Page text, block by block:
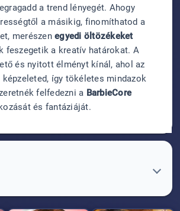
a trend lényegét. Ahogy
a másikig, finomíthatod a
merészenegyedi öltözékeket
feszegetik a kreatív határokat. A
és nyitott élményt kínál, ahol az
képzeleted, így tökéletes mindazok
felfedezni a BarbieCore
és fantáziáját.